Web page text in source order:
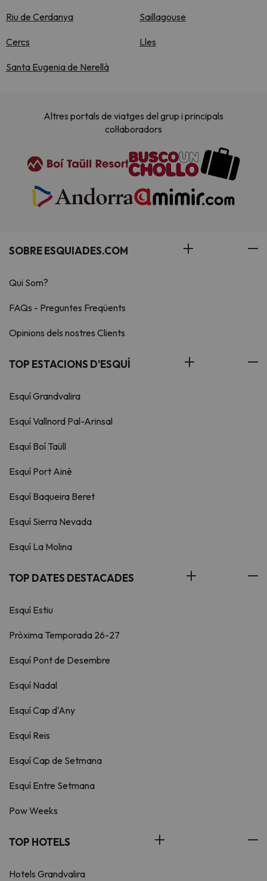
Riu de Cerdanya Saillagouse
Cercs Lles
Santa Eugenia de Nerellà
Altres portals de viatges del grup i principals
col·laboradors
SOBRE ESQUIADES.COM
Qui Som?
FAQs - Preguntes Freqüents
Opinions dels nostres Clients
TOP ESTACIONS D'ESQUÍ
Esquí Grandvalira
Esquí Vallnord Pal-Arinsal
Esquí Boí Taüll
Esquí Port Ainé
Esquí Baqueira Beret
Esquí Sierra Nevada
Esquí La Molina
TOP DATES DESTACADES
Esquí Estiu
Pròxima Temporada 26-27
Esquí Pont de Desembre
Esquí Nadal
Esquí Cap d'Any
Esquí Reis
Esquí Cap de Setmana
Esquí Entre Setmana
Pow Weeks
TOP HOTELS
Hotels Grandvalira